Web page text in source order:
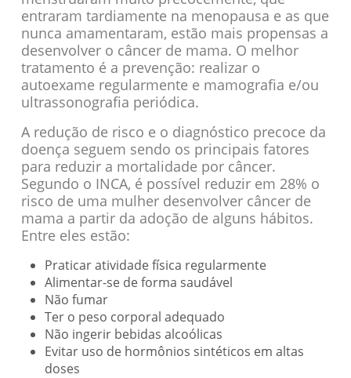
entraram tardiamente na menopausa e as que
nunca amamentaram, estão mais propensas a
desenvolver o câncer de mama. O melhor
tratamento é a prevenção: realizar o
autoexame regularmente e mamografia e/ou
ultrassonografia periódica.
A redução de risco e o diagnóstico precoce da
doença seguem sendo os principais fatores
para reduzir a mortalidade por câncer.
Segundo o INCA, é possível reduzir em 28% o
risco de uma mulher desenvolver câncer de
mama a partir da adoção de alguns hábitos.
Entre eles estão:
Praticar atividade física regularmente
Alimentar-se de forma saudável
Não fumar
Ter o peso corporal adequado
Não ingerir bebidas alcoólicas
Evitar uso de hormônios sintéticos em altas
doses